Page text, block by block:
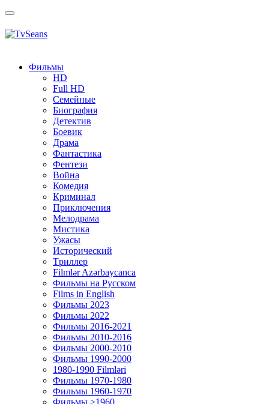
Toggle
Фильмы
HD
Full HD
Семейные
Биография
Детектив
Боевик
Драма
Фантастика
Фентези
Война
Комедия
Криминал
Приключения
Мелодрама
Мистика
Ужасы
Исторический
Tриллер
Filmlər Azərbaycanca
Фильмы на Русском
Films in English
Фильмы 2023
Фильмы 2022
Фильмы 2016-2021
Фильмы 2010-2016
Фильмы 2000-2010
Фильмы 1990-2000
1980-1990 Filmləri
Фильмы 1970-1980
Фильмы 1960-1970
Фильмы >1960